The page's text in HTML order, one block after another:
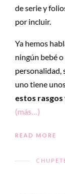
de serie y
por incluir.
Ya hemos
ningún bebé
personalidad,
uno tiene
estos rasgos
(más…)
READ MORE